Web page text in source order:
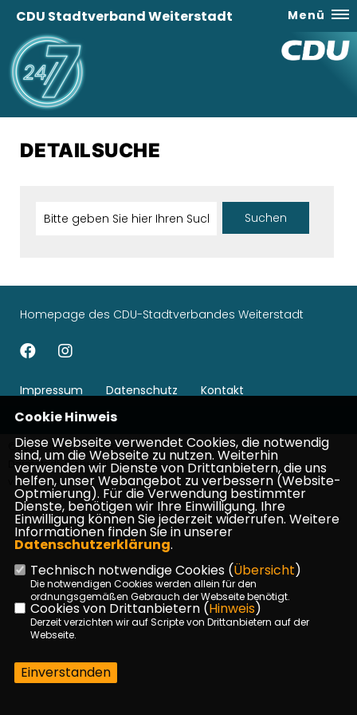
CDU Stadtverband Weiterstadt Menü
DETAILSUCHE
Homepage des CDU-Stadtverbandes Weiterstadt
Impressum Datenschutz Kontakt
©2026 CDU Kreisverband
Darmstadt-Dieburg | Alle Rechte
vorbehalten.
Realisation: Sharkness Media GmbH & Co. KG
Cookie Hinweis
Diese Webseite verwendet Cookies, die notwendig
sind, um die Webseite zu nutzen. Weiterhin
verwenden wir Dienste von Drittanbietern, die uns
helfen, unser Webangebot zu verbessern (Website-
Optmierung). Für die Verwendung bestimmter
Dienste, benötigen wir Ihre Einwilligung. Ihre
Einwilligung können Sie jederzeit widerrufen. Weitere
Informationen finden Sie in unserer
Datenschutzerklärung.
Technisch notwendige Cookies (Übersicht)
Die notwendigen Cookies werden allein für den
ordnungsgemäßen Gebrauch der Webseite benötigt.
Cookies von Drittanbietern (Hinweis)
Derzeit verzichten wir auf Scripte von Drittanbietern auf der
Webseite.
Einverstanden